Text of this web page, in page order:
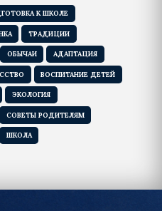
К ШКОЛЕ
ТРАДИЦИИ
ОБЫЧАИ АДАПТАЦИЯ
ВОСПИТАНИЕ ДЕТЕЙ
ЭКОЛОГИЯ
СОВЕТЫ РОДИТЕЛЯМ
ШКОЛА